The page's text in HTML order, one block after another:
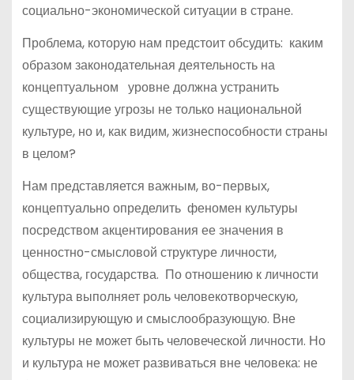
социально-экономической ситуации в стране.
Проблема, которую нам предстоит обсудить: каким
образом законодательная деятельность на
концептуальном уровне должна устранить
существующие угрозы не только национальной
культуре, но и, как видим, жизнеспособности страны
в целом?
Нам представляется важным, во-первых,
концептуально определить феномен культуры
посредством акцентирования ее значения в
ценностно-смысловой структуре личности,
общества, государства. По отношению к личности
культура выполняет роль человекотворческую,
социализирующую и смыслообразующую. Вне
культуры не может быть человеческой личности. Но
и культура не может развиваться вне человека: не